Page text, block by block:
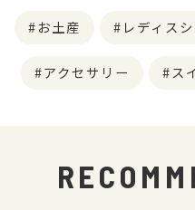
お土産 レディス
アクセサリー ス